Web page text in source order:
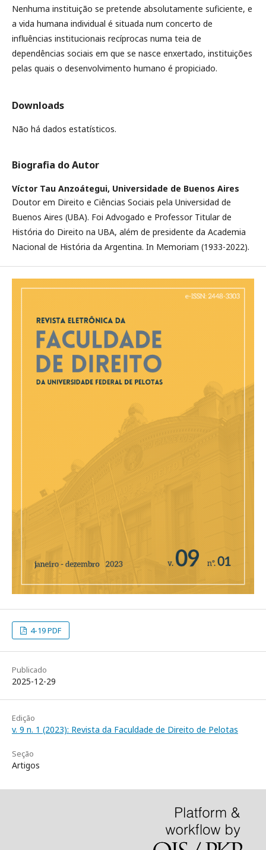
Nenhuma instituição se pretende absolutamente suficiente, e
a vida humana individual é situada num concerto de
influências institucionais recíprocas numa teia de
dependências sociais em que se nasce enxertado, instituições
pelas quais o desenvolvimento humano é propiciado.
Downloads
Não há dados estatísticos.
Biografia do Autor
Víctor Tau Anzoátegui, Universidade de Buenos Aires
Doutor em Direito e Ciências Sociais pela Universidad de
Buenos Aires (UBA). Foi Advogado e Professor Titular de
História do Direito na UBA, além de presidente da Academia
Nacional de História da Argentina. In Memoriam (1933-2022).
4-19 PDF
Publicado
2025-12-29
Edição
v. 9 n. 1 (2023): Revista da Faculdade de Direito de Pelotas
Seção
Artigos